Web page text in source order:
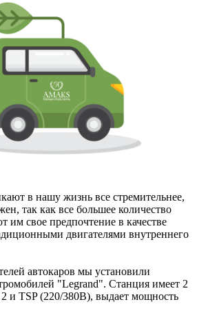
в нашу жизнь все стремительнее,
так как все большее количество
им свое предпочтение в качестве
двигателями внутреннего
автокаров мы установили
"Legrand". Станция имеет 2
и TSP (220/380В), выдает мощность